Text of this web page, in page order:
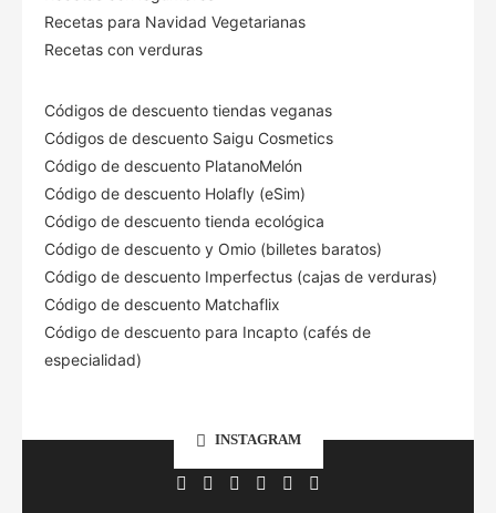
Recetas para Navidad Vegetarianas
Recetas con verduras
Códigos de descuento tiendas veganas
Códigos de descuento Saigu Cosmetics
Código de descuento PlatanoMelón
Código de descuento Holafly (eSim)
Código de descuento tienda ecológica
Código de descuento y Omio (billetes baratos)
Código de descuento Imperfectus (cajas de verduras)
Código de descuento Matchaflix
Código de descuento para Incapto (cafés de
especialidad)
INSTAGRAM